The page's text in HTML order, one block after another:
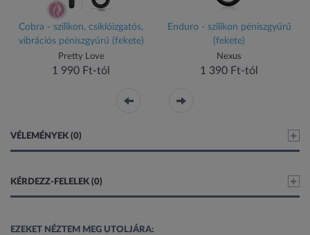
Cobra - szilikon, csiklóizgatós,
vibrációs péniszgyűrű (fekete)
Pretty Love
1 990 Ft-tól
Enduro - szilikon péniszgyűrű
(fekete)
Nexus
1 390 Ft-tól
VÉLEMÉNYEK (0)
KÉRDEZZ-FELELEK (0)
EZEKET NÉZTEM MEG UTOLJÁRA: